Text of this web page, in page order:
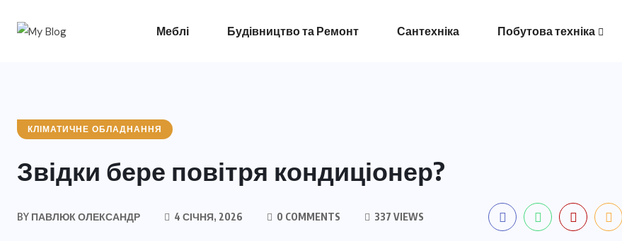
Меблі Будівництво та Ремонт Сантехніка Побутова техніка
КЛІМАТИЧНЕ ОБЛАДНАННЯ
Звідки бере повітря кондиціонер?
BY ПАВЛЮК ОЛЕКСАНДР 4 СІЧНЯ, 2026 0 COMMENTS 337 VIEWS